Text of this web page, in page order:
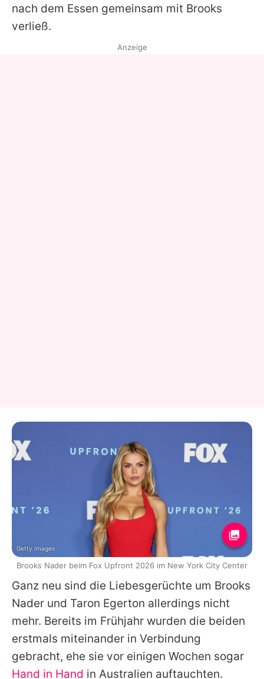
nach dem Essen gemeinsam mit Brooks
verließ.
Ganz neu sind die Liebesgerüchte um Brooks
Nader und Taron Egerton allerdings nicht
mehr. Bereits im Frühjahr wurden die beiden
erstmals miteinander in Verbindung
gebracht, ehe sie vor einigen Wochen sogar
Hand in Hand in Australien auftauchten.
Anzeige
Getty Images
Brooks Nader beim Fox Upfront 2026 im New York City Center